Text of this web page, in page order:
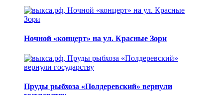
Ночной «концерт» на ул. Красные Зори
Пруды рыбхоза «Полдеревский» вернули